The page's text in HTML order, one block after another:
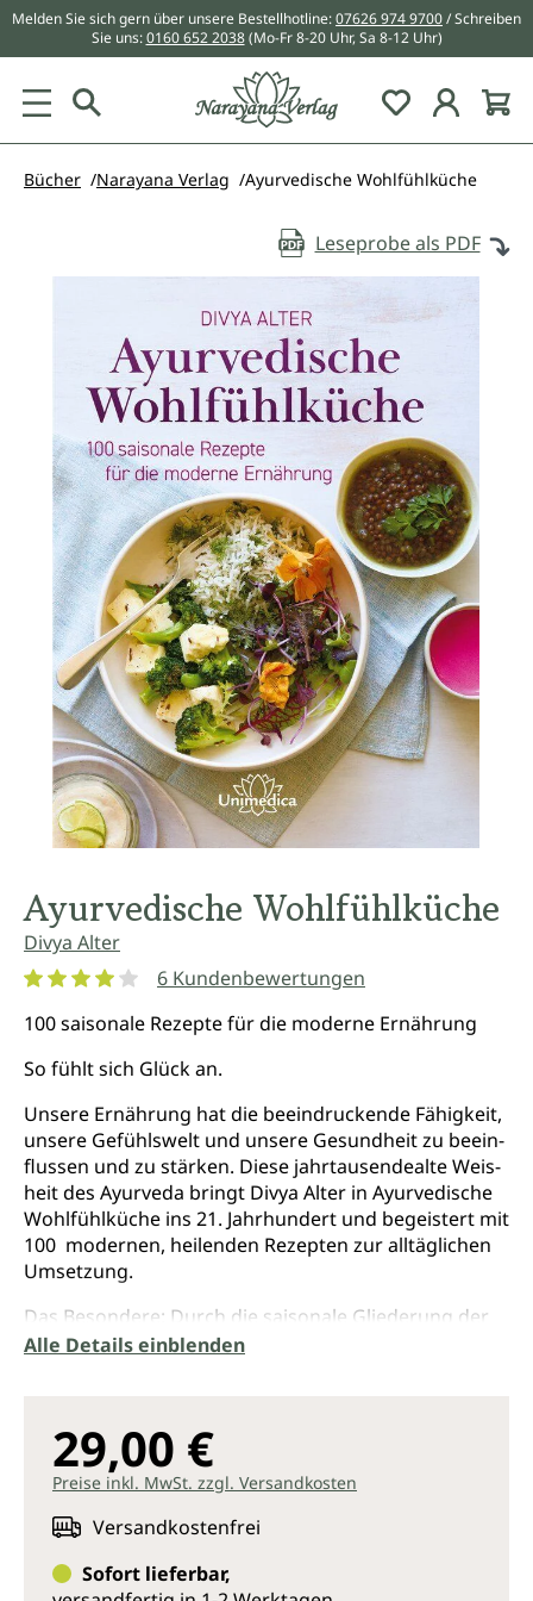
springen
Melden Sie sich gern über unsere Bestellhotline:07626 974 9700/ Schreiben
Sie uns:0160 652 2038 (Mo-Fr 8-20 Uhr, Sa 8-12 Uhr)
Du hast 0
Bücher Narayana Verlag Ayurvedische Wohlfühlküche
Leseprobe als PDF
Ayurvedische Wohlfühlküche
Divya Alter
6 Kundenbewertungen
100 saisonale Rezepte für die moderne Ernährung
So fühlt sich Glück an.
Unsere Ernährung hat die beeindruckende Fähigkeit,
unsere Gefühlswelt und unsere Gesundheit zu beein­
flussen und zu stärken. Diese jahrtausende­alte Weis­
heit des Ayurveda bringt Divya Alter in Ayurvedische
Wohlfühlküche ins 21. Jahrhundert und begeistert mit
100 modernen, heilenden Rezepten zur alltäglichen
Umsetzung.
Das Besondere: Durch die saisonale Gliederung der
Rezepte findet jeder Konstitutionstyp, jedes Dosha,
Sie. Sie leiden unter einer trägen Verdauung?
Probieren Sie unbedingt ihr energetisierendes
Masala!
Divya Alter lädt neben der Verwendung der
klassischen indischen Zutaten auch dazu ein, gezielt
Alle Details einblenden
29,00 €
Preise inkl. MwSt. zzgl. Versandkosten
Versandkostenfrei
Sofort lieferbar,